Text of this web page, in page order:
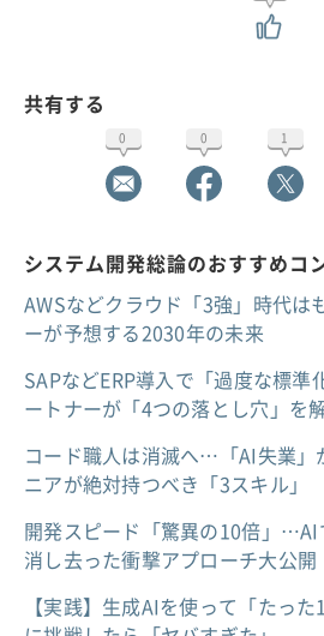
共有する
0 0 1
システム開発総論のおすすめコ
AWSなどクラウド「3強」時代は
ーが予想する2030年の未来
SAPなどERP導入で「過度な標準
ートナーが「4つの落とし穴」を
コード職人は消滅へ…「AI失業」
ニアが絶対持つべき「3スキル」
開発スピード「驚異の10倍」…AI
消し去った衝撃アプローチ大公開
【実践】生成AIを使って「たった